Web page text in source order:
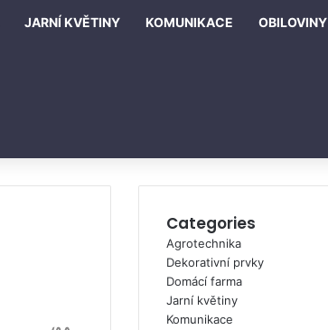
JARNÍ KVĚTINY KOMUNIKACE OBILOVINY
Categories
Agrotechnika
Dekorativní prvky
Domácí farma
Jarní květiny
Komunikace